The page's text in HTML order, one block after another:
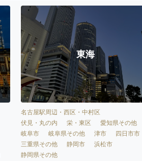
東海
名古屋駅周辺・西区・中村区
伏見・丸の内
栄・東区
愛知県その他
岐阜市
岐阜県その他 津市
四日市市
三重県その他
静岡市
浜松市
静岡県その他